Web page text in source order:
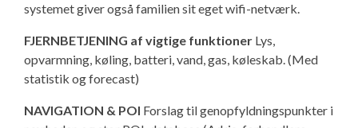
systemet giver også familien sit eget wifi-netværk.
FJERNBETJENING af vigtige funktioner Lys,
opvarmning, køling, batteri, vand, gas, køleskab. (Med
statistik og forecast)
NAVIGATION & POI Forslag til genopfyldningspunkter i